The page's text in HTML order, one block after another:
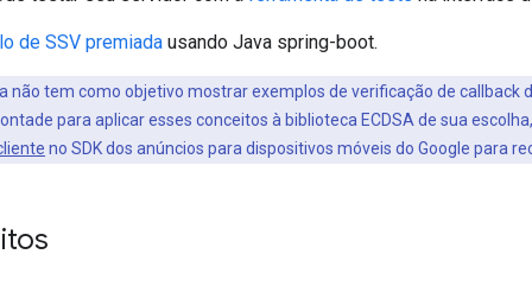
de SSV premiada usando Java spring-boot.
não tem como objetivo mostrar exemplos de verificação de callback
para aplicar esses conceitos à biblioteca ECDSA de sua
no SDK dos anúncios para dispositivos móveis do Google para